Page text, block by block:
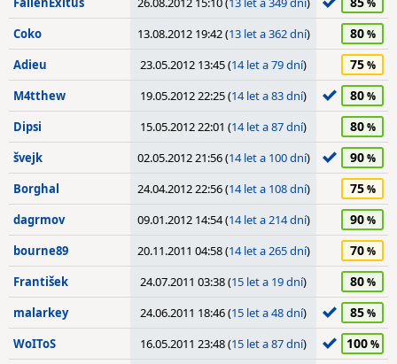
Coko 13.08.2012 19:42 (13 let a 362 dní) 80
Adieu 23.05.2012 13:45 (14 let a 79 dní) 75
M4tthew 19.05.2012 22:25 (14 let a 83 dní) 80
Dipsi 15.05.2012 22:01 (14 let a 87 dní) 80
švejk 02.05.2012 21:56 (14 let a 100 dní) 90
Borghal 24.04.2012 22:56 (14 let a 108 dní) 75
dagrmov 09.01.2012 14:54 (14 let a 214 dní) 90
bourne89 20.11.2011 04:58 (14 let a 265 dní) 70
František 24.07.2011 03:38 (15 let a 19 dní) 80
malarkey 24.06.2011 18:46 (15 let a 48 dní) 85
WoIToS 16.05.2011 23:48 (15 let a 87 dní) 100